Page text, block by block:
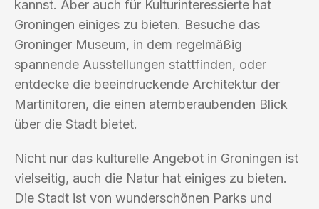
kannst. Aber auch für Kulturinteressierte hat
Groningen einiges zu bieten. Besuche das
Groninger Museum, in dem regelmäßig
spannende Ausstellungen stattfinden, oder
entdecke die beeindruckende Architektur der
Martinitoren, die einen atemberaubenden Blick
über die Stadt bietet.
Nicht nur das kulturelle Angebot in Groningen ist
vielseitig, auch die Natur hat einiges zu bieten.
Die Stadt ist von wunderschönen Parks und